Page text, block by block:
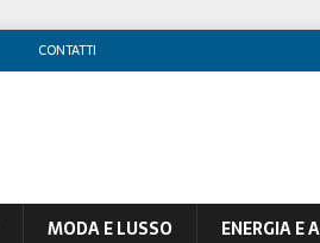
CONTATTI
MODA E LUSSO ENERGIA E